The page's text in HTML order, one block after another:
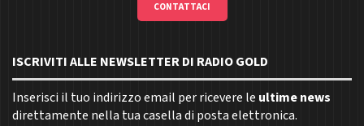
CONTATTACI
ISCRIVITI ALLE NEWSLETTER DI RADIO GOLD
Inserisci il tuo indirizzo email per ricevere le ultime news
direttamente nella tua casella di posta elettronica.